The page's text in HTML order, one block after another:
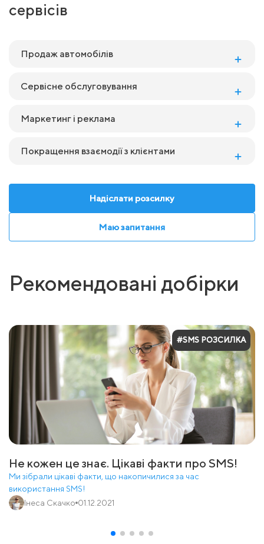
сервісів
Продаж автомобілів
Сервісне обслуговування
Маркетинг і реклама
Покращення взаємодії з клієнтами
Надіслати розсилку
Маю запитання
Рекомендовані добірки
#SMS РОЗСИЛКА
Не кожен це знає. Цікаві факти про SMS!
Ми зібрали цікаві факти, що накопичилися за час
використання SMS!
Інеса Скачко 01.12.2021